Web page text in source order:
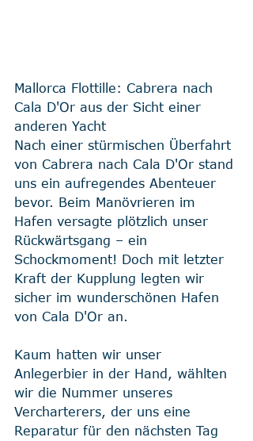
Mallorca Flottille: Cabrera nach
Cala D'Or aus der Sicht einer
anderen Yacht
Nach einer stürmischen Überfahrt
von Cabrera nach Cala D'Or stand
uns ein aufregendes Abenteuer
bevor. Beim Manövrieren im
Hafen versagte plötzlich unser
Rückwärtsgang – ein
Schockmoment! Doch mit letzter
Kraft der Kupplung legten wir
sicher im wunderschönen Hafen
von Cala D'Or an.
Kaum hatten wir unser
Anlegerbier in der Hand, wählten
wir die Nummer unseres
Vercharterers, der uns eine
Reparatur für den nächsten Tag